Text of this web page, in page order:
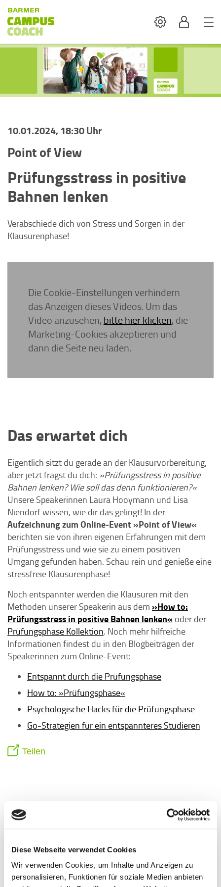
Diese Webseite verwendet Cookies
Wir verwenden Cookies, um Inhalte und Anzeigen zu
personalisieren, Funktionen für soziale Medien anbieten
SettingsProfil
10.01.2024, 18:30 Uhr
Point of View
Prüfungsstress in positive
Bahnen lenken
Verabschiede dich von Stress und Sorgen in der
Klausurenphase!
Die Cookie-Einstellungen verhindern
das Anzeigen dieses Videos. Um das
Video anzusehen, bitte hier klicken, die
Marketing-Cookies akzeptieren und
dann die Seite neu laden.
Das erwartet dich
Eigentlich sitzt du gerade an der Klausurvorbereitung,
aber jetzt fragst du dich: »Prüfungsstress in positive
Bahnen lenken? Wie soll das denn funktionieren?«
Unsere Speakerinnen Laura Hooymann und Lisa
Niendorf wissen, wie dir das gelingt! In der
Aufzeichnung zum Online-Event »Point of View«
berichten sie von ihren eigenen Erfahrungen mit dem
Prüfungsstress und wie sie zu einem positiven
Umgang gefunden haben. Schau rein und genieße eine
stressfreie Klausurenphase!
Noch entspannter werden die Klausuren mit den
Methoden unserer Speakerin aus dem »How to:
Prüfungsstress in positive Bahnen lenken« oder der
Prüfungsphase Kollektion. Noch mehr hilfreiche
Informationen findest du in den Blogbeiträgen der
Speakerinnen zum Online-Event:
Entspannt durch die Prüfungsphase
How to: »Prüfungsphase«
Psychologische Hacks für die Prüfungsphase
Go-Strategien für ein entspannteres Studieren
Teilen